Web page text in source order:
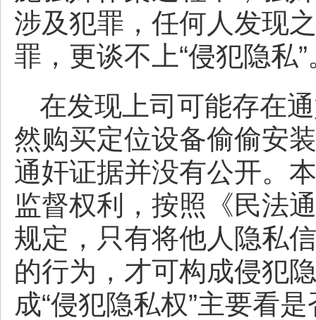
涉及犯罪，任何人发现
罪，更谈不上“侵犯隐私”
在发现上司可能存在
然购买定位设备偷偷安
通奸证据并没有公开。
监督权利，按照《民法
规定，只有将他人隐私
的行为，才可构成侵犯
成“侵犯隐私权”主要看